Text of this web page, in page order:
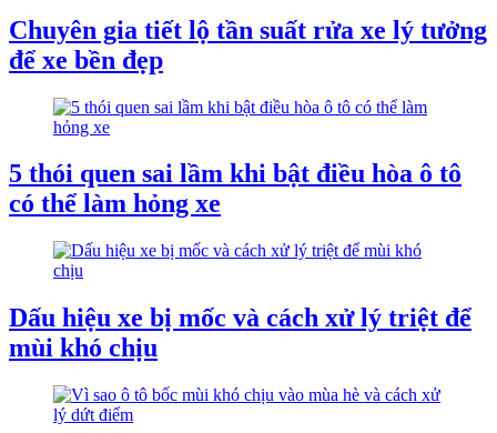
Chuyên gia tiết lộ tần suất rửa xe lý tưởng
để xe bền đẹp
5 thói quen sai lầm khi bật điều hòa ô tô
có thể làm hỏng xe
Dấu hiệu xe bị mốc và cách xử lý triệt để
mùi khó chịu